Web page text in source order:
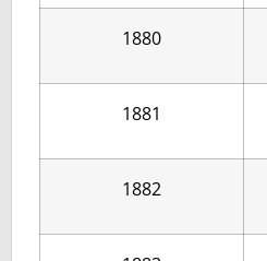
1880
1881
1882